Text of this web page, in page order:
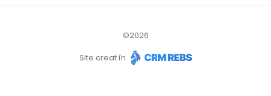
©2026
Site creat în